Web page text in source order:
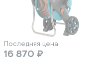
Последняя цена
16 870 ₽